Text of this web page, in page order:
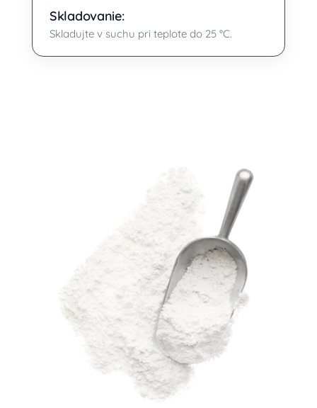
Skladovanie:
Skladujte v suchu pri teplote do 25 °C.